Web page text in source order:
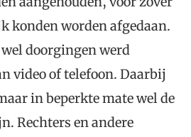
konden worden afgedaan.
doorgingen werd
video of telefoon. Daarbij
in beperkte mate wel de
Rechters en andere